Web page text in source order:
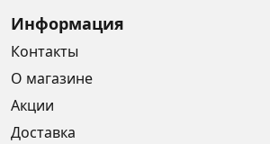
Информация
Контакты
О магазине
Акции
Доставка